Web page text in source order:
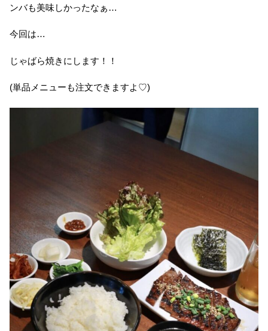
ンバも美味しかったなぁ…
今回は…
じゃばら焼きにします！！
(単品メニューも注文できますよ♡)